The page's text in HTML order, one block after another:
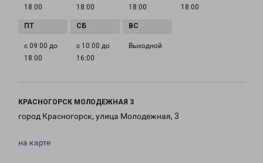
18:00
18:00
18:00
18:00
с 09:00 до
18:00
с 10:00 до
16:00
Выходной
КРАСНОГОРСК МОЛОДЕЖНАЯ 3
город Красногорск, улица Молодежная, 3
на карте